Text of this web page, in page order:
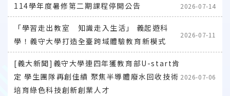
114學年度暑修第二期課程停開公告 2026-07-14
「學習走出教室 知識走入生活」 義起遊科
學！義守大學打造全臺跨域體驗教育新模式
2026-07-11
[義大新聞]義守大學連四年獲教育部U-start肯
定 學生團隊再創佳績 聚焦半導體廢水回收技術
培育綠色科技創新創業人才
2026-07-06